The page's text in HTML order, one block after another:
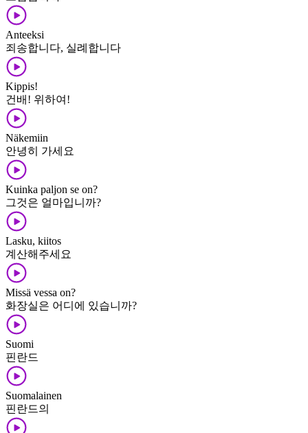
Anteeksi
죄송합니다, 실례합니다
Kippis!
건배! 위하여!
Näkemiin
안녕히 가세요
Kuinka paljon se on?
그것은 얼마입니까?
Lasku, kiitos
계산해주세요
Missä vessa on?
화장실은 어디에 있습니까?
Suomi
핀란드
Suomalainen
핀란드의